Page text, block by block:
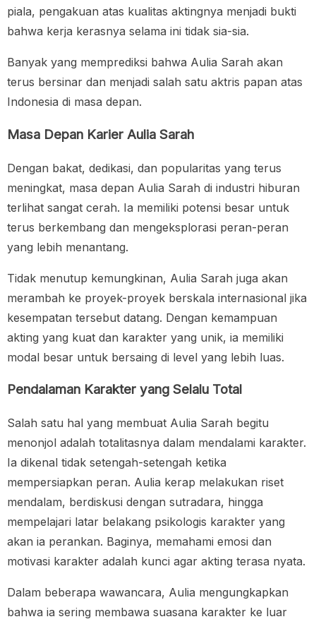
piala, pengakuan atas kualitas aktingnya menjadi bukti
bahwa kerja kerasnya selama ini tidak sia-sia.
Banyak yang memprediksi bahwa Aulia Sarah akan
terus bersinar dan menjadi salah satu aktris papan atas
Indonesia di masa depan.
Masa Depan Karier Aulia Sarah
Dengan bakat, dedikasi, dan popularitas yang terus
meningkat, masa depan Aulia Sarah di industri hiburan
terlihat sangat cerah. Ia memiliki potensi besar untuk
terus berkembang dan mengeksplorasi peran-peran
yang lebih menantang.
Tidak menutup kemungkinan, Aulia Sarah juga akan
merambah ke proyek-proyek berskala internasional jika
kesempatan tersebut datang. Dengan kemampuan
akting yang kuat dan karakter yang unik, ia memiliki
modal besar untuk bersaing di level yang lebih luas.
Pendalaman Karakter yang Selalu Total
Salah satu hal yang membuat Aulia Sarah begitu
menonjol adalah totalitasnya dalam mendalami karakter.
Ia dikenal tidak setengah-setengah ketika
mempersiapkan peran. Aulia kerap melakukan riset
mendalam, berdiskusi dengan sutradara, hingga
mempelajari latar belakang psikologis karakter yang
akan ia perankan. Baginya, memahami emosi dan
motivasi karakter adalah kunci agar akting terasa nyata.
Dalam beberapa wawancara, Aulia mengungkapkan
bahwa ia sering membawa suasana karakter ke luar